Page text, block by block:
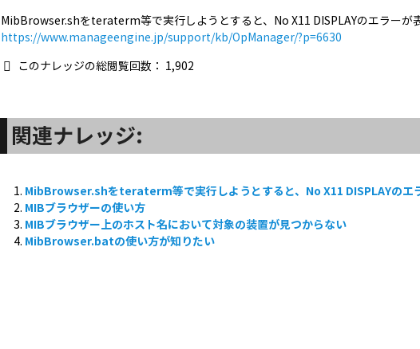
MibBrowser.shをteraterm等で実行しようとすると、No X11 DISPLAYのエラーが
https://www.manageengine.jp/support/kb/OpManager/?p=6630
このナレッジの総閲覧回数： 1,902
関連ナレッジ:
MibBrowser.shをteraterm等で実行しようとすると、No X11 DISPLAYのエ
MIBブラウザーの使い方
MIBブラウザー上のホスト名において対象の装置が見つからない
MibBrowser.batの使い方が知りたい